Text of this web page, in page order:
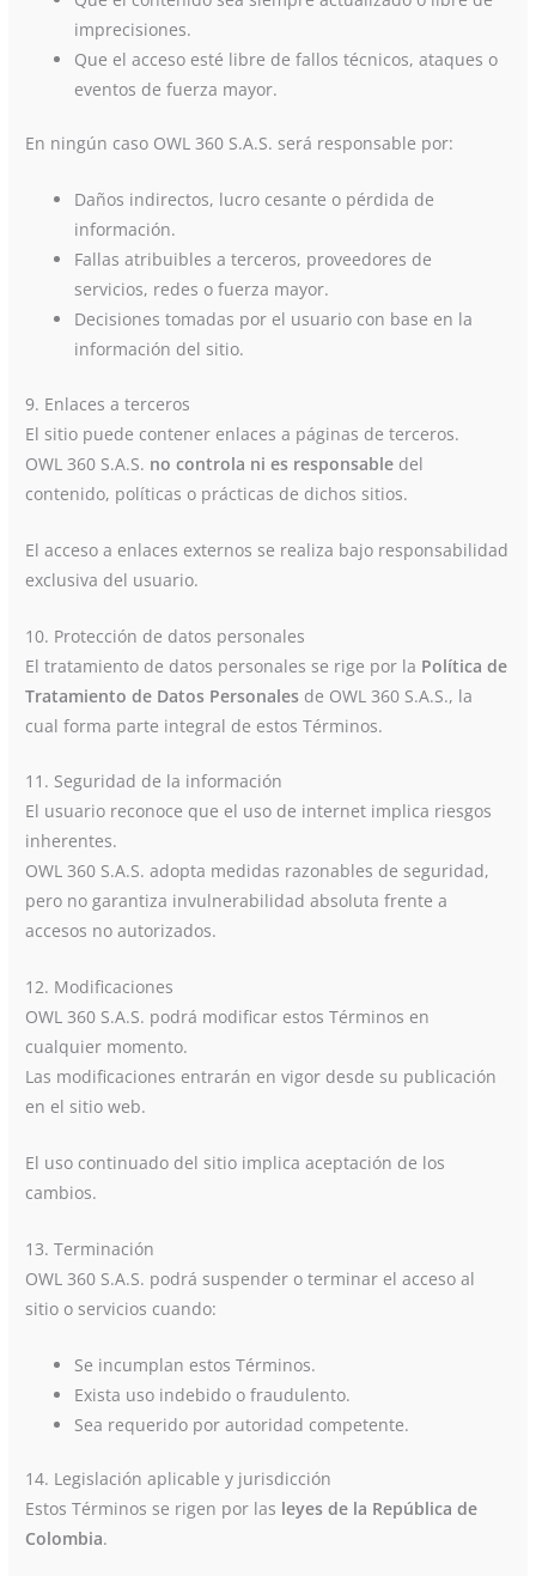
imprecisiones.
Que el acceso esté libre de fallos técnicos, ataques o
eventos de fuerza mayor.
En ningún caso OWL 360 S.A.S. será responsable por:
Daños indirectos, lucro cesante o pérdida de
información.
Fallas atribuibles a terceros, proveedores de
servicios, redes o fuerza mayor.
Decisiones tomadas por el usuario con base en la
información del sitio.
9. Enlaces a terceros
El sitio puede contener enlaces a páginas de terceros.
OWL 360 S.A.S. no controla ni es responsable del
contenido, políticas o prácticas de dichos sitios.
El acceso a enlaces externos se realiza bajo responsabilidad
exclusiva del usuario.
10. Protección de datos personales
El tratamiento de datos personales se rige por la Política de
Tratamiento de Datos Personales de OWL 360 S.A.S., la
cual forma parte integral de estos Términos.
11. Seguridad de la información
El usuario reconoce que el uso de internet implica riesgos
inherentes.
OWL 360 S.A.S. adopta medidas razonables de seguridad,
pero no garantiza invulnerabilidad absoluta frente a
accesos no autorizados.
12. Modificaciones
OWL 360 S.A.S. podrá modificar estos Términos en
cualquier momento.
Las modificaciones entrarán en vigor desde su publicación
en el sitio web.
El uso continuado del sitio implica aceptación de los
cambios.
13. Terminación
OWL 360 S.A.S. podrá suspender o terminar el acceso al
sitio o servicios cuando:
Se incumplan estos Términos.
Exista uso indebido o fraudulento.
Sea requerido por autoridad competente.
14. Legislación aplicable y jurisdicción
Estos Términos se rigen por las leyes de la República de
Colombia.